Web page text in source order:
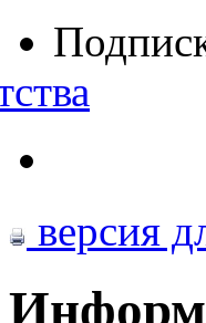
версия